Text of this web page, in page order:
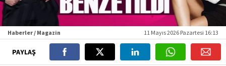
Haberler / Magazin 11 Mayıs 2026 Pazartesi 16:13
PAYLAŞ